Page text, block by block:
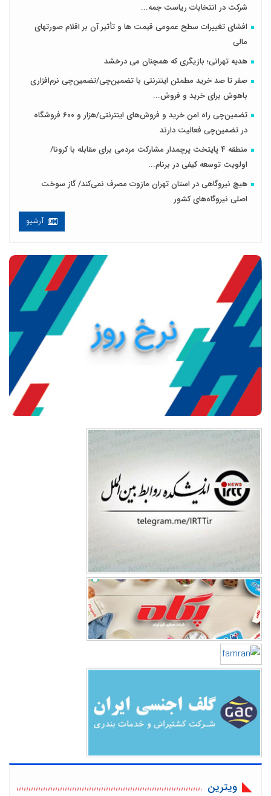
شرکت در انتخابات ریاست جمه...
افشای تغییرات سطح عمومی قیمت ها و تأثیر آن بر اقلام صورتهای
مالی
هدیه تهرانی؛ بازیگری که همچنان می درخشد
صفر تا صد خرید مطمئن اینترنتی با تضمین‌چی/تضمین‌چی نرم‌افزاری
باهوش برای خرید و فروش‌...
تضمین‌چی راه امن خرید و فروش‌های اینترنتی/هزار و ۶۰۰ فروشگاه
در تضمین‌چی فعالیت دارند
منطقه 4 پایتخت پرچمدار مشارکت مردمی برای مقابله با کرونا/
اولویت توسعه کیفی در برنام...
هیچ نیروگاهی در استان تهران مازوت مصرف نمی‌کند/ گاز سوخت
اصلی نیروگاه‌های کشور
آرشیو
ویترین